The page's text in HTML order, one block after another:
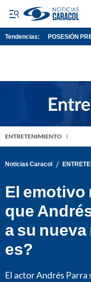
Tendencias: POSESIÓN
ENTRETENIMIENTO
Noticias Caracol /
El emotivo
que
a su
es?
El actor Andrés